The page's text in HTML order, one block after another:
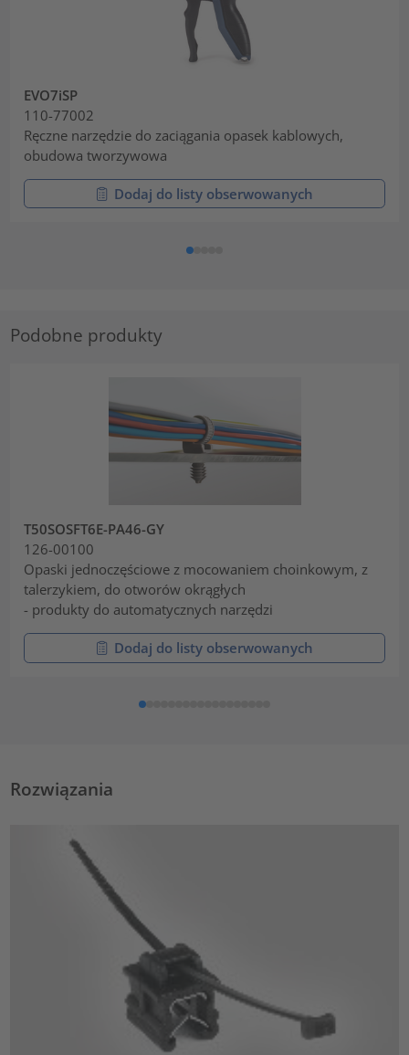
EVO7iSP
110-77002
Ręczne narzędzie do zaciągania opasek kablowych,
obudowa tworzywowa
Dodaj do listy obserwowanych
Podobne produkty
T50SOSFT6E-PA46-GY
126-00100
Opaski jednoczęściowe z mocowaniem choinkowym, z
talerzykiem, do otworów okrągłych
- produkty do automatycznych narzędzi
Dodaj do listy obserwowanych
Rozwiązania